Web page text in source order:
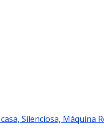
Silenciosa, Máquina